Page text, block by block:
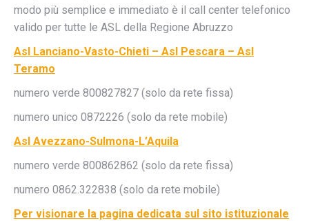
modo più semplice e immediato è il call center telefonico
valido per tutte le ASL della Regione Abruzzo
Asl Lanciano-Vasto-Chieti – Asl Pescara – Asl
Teramo
numero verde 800827827 (solo da rete fissa)
numero unico 0872226 (solo da rete mobile)
Asl Avezzano-Sulmona-L’Aquila
numero verde 800862862 (solo da rete fissa)
numero 0862.322838 (solo da rete mobile)
Per visionare la pagina dedicata sul sito istituzionale